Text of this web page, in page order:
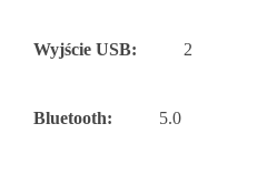
Wyjście USB: 2
Bluetooth: 5.0